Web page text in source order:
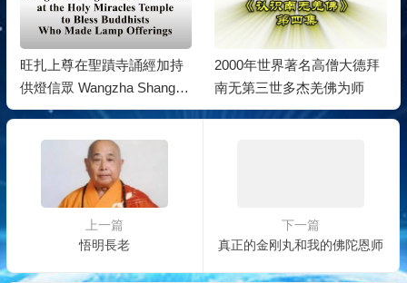
旺扎上尊在聖蹟寺誦經加持
供燈信眾 Wangzha Shangzu
n Chants Sutras at the Holy
ddhists…….
2000年世界著名高僧大德拜
南无第三世多杰羌佛为师
上一篇
悟明長老
下一篇
真正的金刚丸和我的佛陀恩师